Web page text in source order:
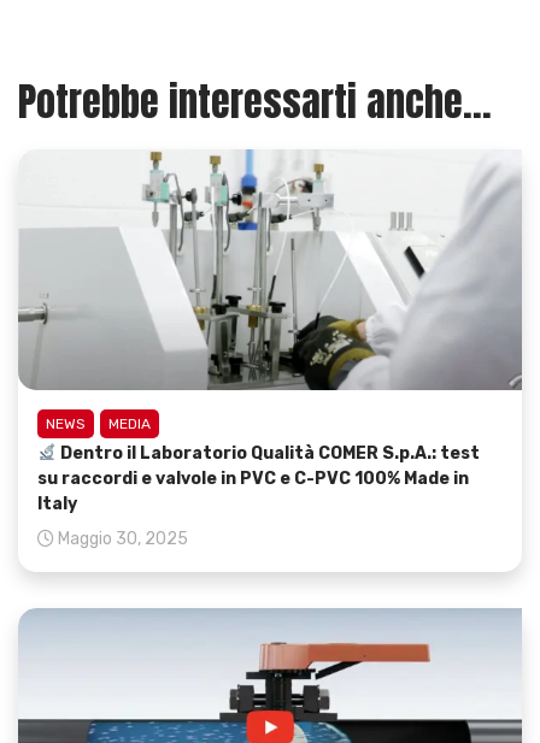
Potrebbe interessarti anche...
NEWS MEDIA
Dentro il Laboratorio Qualità COMER S.p.A.: test
su raccordi e valvole in PVC e C-PVC 100% Made in
Italy
Maggio 30, 2025